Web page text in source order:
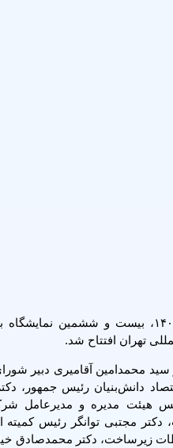
به گزارش روابط عمومی ایرانسل، صبح امروز یکشنبه ۴
تهران افتتاح شد.
سید محمدامین آقامیری دبیر
دانش‌بنیان رئیس‌ جمهور،
هیئت مدیره و مدیرعامل
مجتبی توانگر رئیس
زیرساخت، دکتر محمدصادق